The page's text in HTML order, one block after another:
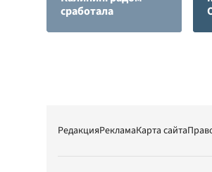
сработала
РедакцияРекламаКарта сайта